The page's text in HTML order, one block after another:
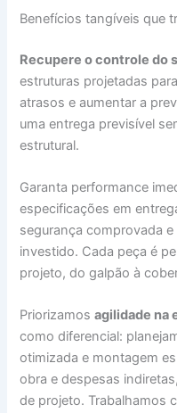
Benefícios tangíveis que
Recupere o controle do
estruturas projetadas
atrasos e aumentar a
uma entrega previsível
estrutural.
Garanta performance
especificações em
segurança comprovada
investido. Cada peça é
projeto, do galpão à
Priorizamosagilidade na
como diferencial:
otimizada e montagem
obra e despesas
de projeto. Trabalhamos